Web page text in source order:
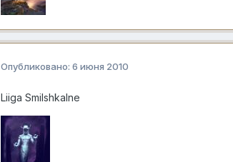
Опубликовано: 6 июня 2010
Liiga Smilshkalne